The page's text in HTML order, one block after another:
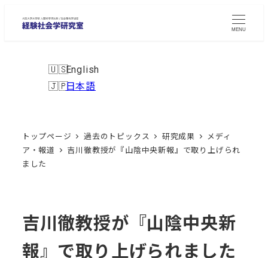
MENU
English
日本語
トップページ 過去のトピックス 研究成果
メディ
ア・報道
吉川徹教授が『山陰中央新報』で取り上げられ
ました
吉川徹教授が『山陰中央新
報』で取り上げられました